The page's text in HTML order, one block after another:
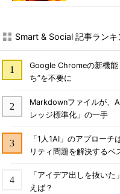
Smart & Social 記事ランキ
Google Chromeの新機
ち”を不要に
Markdownファイルが、
レッジ標準化」の一手
「1人1AI」のアプロー
リティ問題を解決するベ
「アイデア出しを抜い
えば？